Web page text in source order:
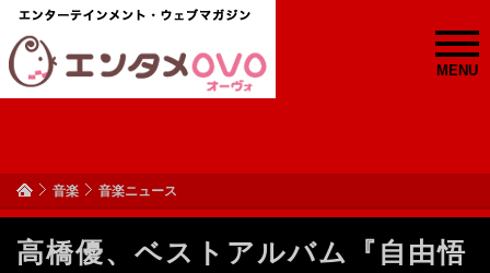
MENU
音楽 音楽ニュース
高橋優、ベストアルバム『自由悟